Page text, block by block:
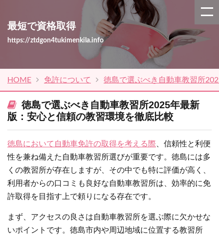
最短で資格取得
https://ztdgon4tukimenkila.info
HOME 免許について 徳島で選ぶべき自動車教習所
徳島で選ぶべき自動車教習所2025年最新
版：安心と信頼の教習環境を徹底比較
徳島において自動車免許の取得を考える際 、信頼性と利便
性を兼ね備えた自動車教習所選びが重要です。徳島には多
くの教習所が存在しますが、その中でも特に評価が高く、
利用者からの口コミも良好な自動車教習所は、効率的に免
許取得を目指す上で頼りになる存在です。
まず、アクセスの良さは自動車教習所を選ぶ際に欠かせな
いポイントです。徳島市内や周辺地域に位置する教習所